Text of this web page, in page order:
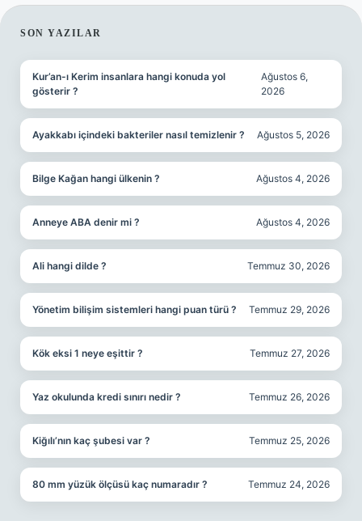
SIDEBAR
SON YAZILAR
Kur’an-ı Kerim insanlara hangi konuda yol
gösterir ?
Ağustos 6,
2026
Ayakkabı içindeki bakteriler nasıl temizlenir ? Ağustos 5, 2026
Bilge Kağan hangi ülkenin ? Ağustos 4, 2026
Anneye ABA denir mi ? Ağustos 4, 2026
Ali hangi dilde ? Temmuz 30, 2026
Yönetim bilişim sistemleri hangi puan türü ? Temmuz 29, 2026
Kök eksi 1 neye eşittir ? Temmuz 27, 2026
Yaz okulunda kredi sınırı nedir ? Temmuz 26, 2026
Kiğılı’nın kaç şubesi var ? Temmuz 25, 2026
80 mm yüzük ölçüsü kaç numaradır ? Temmuz 24, 2026